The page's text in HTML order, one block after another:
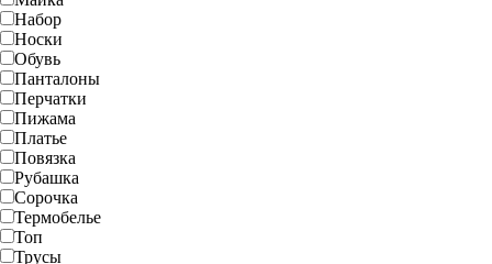
Набор
Носки
Обувь
Панталоны
Перчатки
Пижама
Платье
Повязка
Рубашка
Сорочка
Термобелье
Топ
Трусы